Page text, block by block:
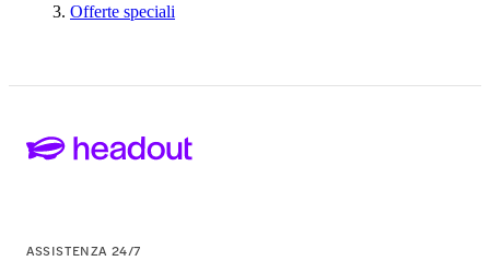
Offerte speciali
ASSISTENZA 24/7